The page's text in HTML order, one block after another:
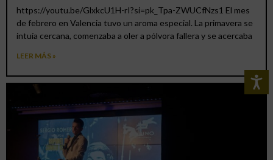
https://youtu.be/GlxkcU1H-rI?si=pk_Tpa-ZWUCfNzs1 El mes
de febrero en Valencia tuvo un aroma especial. La primavera se
intuía cercana, comenzaba a oler a pólvora fallera y se acercaba
LEER MÁS »